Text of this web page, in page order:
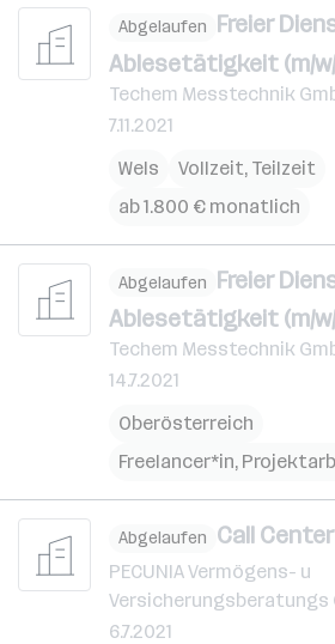
Abgelaufen Freier
Ablesetätigkeit (m/
Techem Messtechnik
7.11.2021
Wels
Vollzeit, Teilzeit
ab 1.800 € monatlich
Abgelaufen Freier
Ablesetätigkeit (m/
Techem Messtechnik
14.7.2021
Oberösterreich
Freelancer*in,
Abgelaufen Call
PECUNIA Vermögens- u
Versicherungsberatungs
6.7.2021